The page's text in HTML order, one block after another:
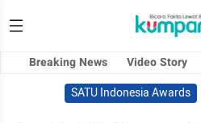
Breaking News Video Story
SATU Indonesia Awards